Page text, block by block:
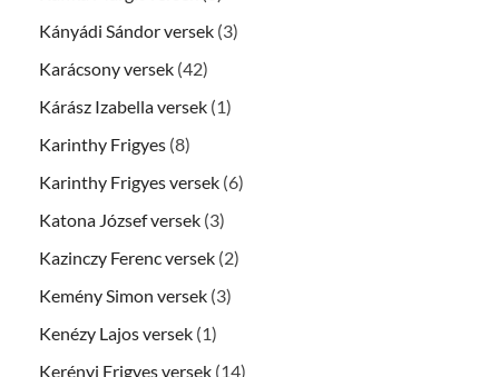
Kányádi Sándor versek (3)
Karácsony versek (42)
Kárász Izabella versek (1)
Karinthy Frigyes (8)
Karinthy Frigyes versek (6)
Katona József versek (3)
Kazinczy Ferenc versek (2)
Kemény Simon versek (3)
Kenézy Lajos versek (1)
Kerényi Frigyes versek (14)